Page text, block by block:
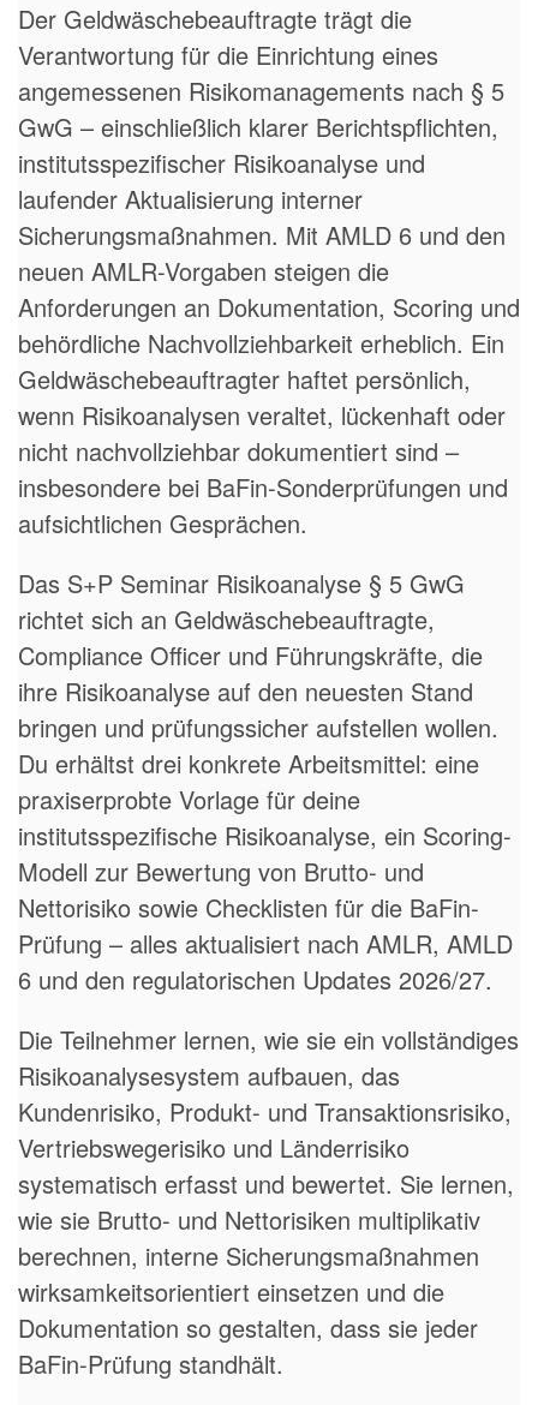
Der Geldwäschebeauftragte trägt die
Verantwortung für die Einrichtung eines
angemessenen Risikomanagements nach § 5
GwG – einschließlich klarer Berichtspflichten,
institutsspezifischer Risikoanalyse und
laufender Aktualisierung interner
Sicherungsmaßnahmen. Mit AMLD 6 und den
neuen AMLR-Vorgaben steigen die
Anforderungen an Dokumentation, Scoring und
behördliche Nachvollziehbarkeit erheblich. Ein
Geldwäschebeauftragter haftet persönlich,
wenn Risikoanalysen veraltet, lückenhaft oder
nicht nachvollziehbar dokumentiert sind –
insbesondere bei BaFin-Sonderprüfungen und
aufsichtlichen Gesprächen.
Das S+P Seminar Risikoanalyse § 5 GwG
richtet sich an Geldwäschebeauftragte,
Compliance Officer und Führungskräfte, die
ihre Risikoanalyse auf den neuesten Stand
bringen und prüfungssicher aufstellen wollen.
Du erhältst drei konkrete Arbeitsmittel: eine
praxiserprobte Vorlage für deine
institutsspezifische Risikoanalyse, ein Scoring-
Modell zur Bewertung von Brutto- und
Nettorisiko sowie Checklisten für die BaFin-
Prüfung – alles aktualisiert nach AMLR, AMLD
6 und den regulatorischen Updates 2026/27.
Die Teilnehmer lernen, wie sie ein vollständiges
Risikoanalysesystem aufbauen, das
Kundenrisiko, Produkt- und Transaktionsrisiko,
Vertriebswegerisiko und Länderrisiko
systematisch erfasst und bewertet. Sie lernen,
wie sie Brutto- und Nettorisiken multiplikativ
berechnen, interne Sicherungsmaßnahmen
wirksamkeitsorientiert einsetzen und die
Dokumentation so gestalten, dass sie jeder
BaFin-Prüfung standhält.